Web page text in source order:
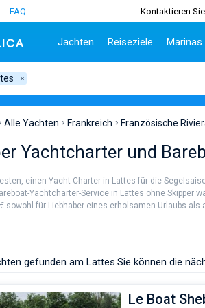
FAQ Kontaktieren
Jachten
Griechenland
Türkei
Frankreich
Seychellen
Bahamas
Reiseziele
Split
Biograd
Lefkada
Volos
Marinas
Alle Yachten Frankreich Französische
Yachtcharter und
einen Yacht-Charter in Lattes für die
Yachtcharter-Service in Lattes ohne Skipper
sowohl für Liebhaber eines erholsamen Urlaubs als
gefunden am Lattes.Sie können die
Le Boat